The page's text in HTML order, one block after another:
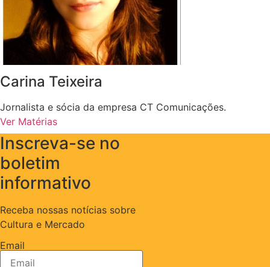
Carina Teixeira
Jornalista e sócia da empresa CT Comunicações.
Ver Matérias
Inscreva-se no
boletim
informativo
Receba nossas notícias sobre
Cultura e Mercado
Email